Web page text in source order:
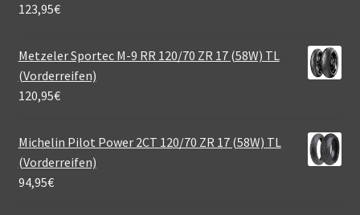
123,95€
Metzeler Sportec M-9 RR 120/70 ZR 17 (58W) TL
(Vorderreifen)
120,95€
Michelin Pilot Power 2CT 120/70 ZR 17 (58W) TL
(Vorderreifen)
94,95€